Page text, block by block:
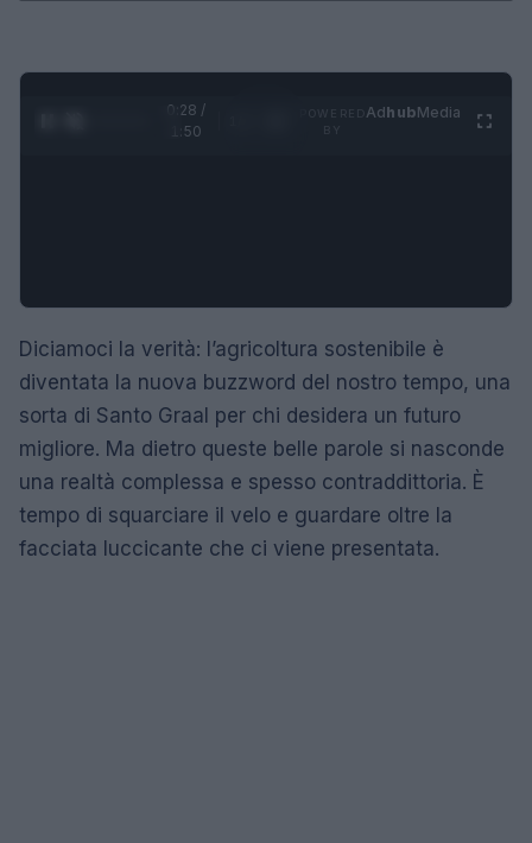
0:29 /
1:50
AdhubMedia
Diciamoci la verità: l’agricoltura sostenibile è
diventata la nuova buzzword del nostro tempo, una
sorta di Santo Graal per chi desidera un futuro
migliore. Ma dietro queste belle parole si nasconde
una realtà complessa e spesso contraddittoria. È
tempo di squarciare il velo e guardare oltre la
facciata luccicante che ci viene presentata.